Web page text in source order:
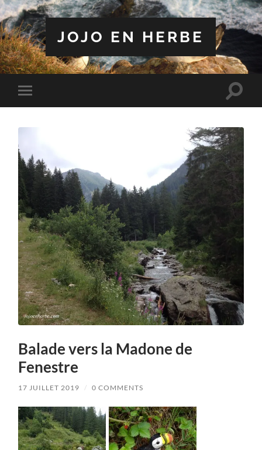
JOJO EN HERBE
Toggle
mobile
Toggle
Balade vers la Madone de
Fenestre
17 JUILLET 2019 / 0 COMMENTS